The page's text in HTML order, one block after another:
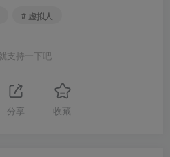
# 虚拟人
支持一下吧
分享 收藏